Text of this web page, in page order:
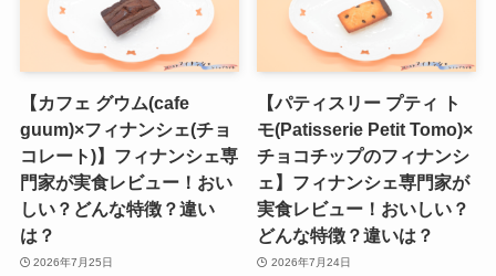
【カフェ グウム(cafe
guum)×フィナンシェ(チョ
コレート)】フィナンシェ専
門家が実食レビュー！おい
しい？どんな特徴？違い
は？
2026年7月25日
【パティスリー プティ ト
モ(Patisserie Petit Tomo)×
チョコチップのフィナンシ
ェ】フィナンシェ専門家が
実食レビュー！おいしい？
どんな特徴？違いは？
2026年7月24日